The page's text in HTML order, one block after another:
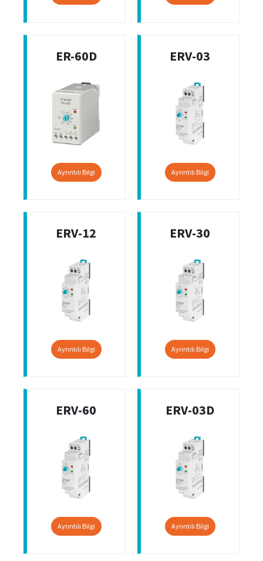
ER-60D
Ayrıntılı Bilgi
ERV-03
Ayrıntılı Bilgi
ERV-12
Ayrıntılı Bilgi
ERV-30
Ayrıntılı Bilgi
ERV-60
Ayrıntılı Bilgi
ERV-03D
Ayrıntılı Bilgi